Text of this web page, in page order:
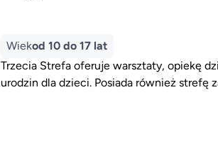
Wiekod 10 do 17 lat
Trzecia Strefa oferuje warsztaty, opiekę
urodzin dla dzieci. Posiada również strefę